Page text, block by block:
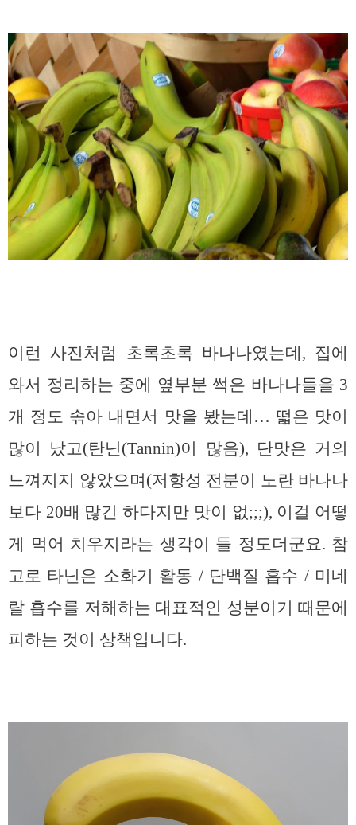
이런 사진처럼 초록초록 바나나였는데, 집에
와서 정리하는 중에 옆부분 썩은 바나나들을 3
개 정도 솎아 내면서 맛을 봤는데… 떫은 맛이
많이 났고(탄닌(Tannin)이 많음), 단맛은 거의
느껴지지 않았으며(저항성 전분이 노란 바나나
보다 20배 많긴 하다지만 맛이 없;;;), 이걸 어떻
게 먹어 치우지라는 생각이 들 정도더군요. 참
고로 타닌은 소화기 활동 / 단백질 흡수 / 미네
랄 흡수를 저해하는 대표적인 성분이기 때문에
피하는 것이 상책입니다.